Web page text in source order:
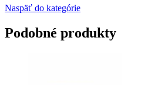
Naspäť do kategórie
Podobné produkty